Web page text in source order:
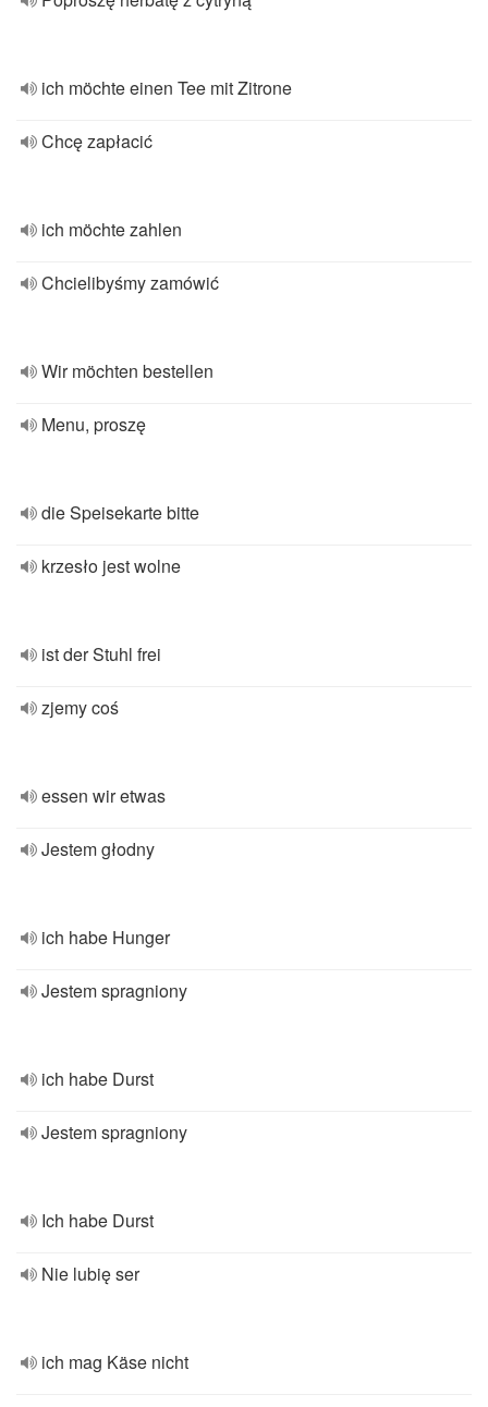
ich möchte einen Tee mit Zitrone
Chcę zapłacić
ich möchte zahlen
Chcielibyśmy zamówić
Wir möchten bestellen
Menu, proszę
die Speisekarte bitte
krzesło jest wolne
ist der Stuhl frei
zjemy coś
essen wir etwas
Jestem głodny
ich habe Hunger
Jestem spragniony
ich habe Durst
Jestem spragniony
Ich habe Durst
Nie lubię ser
ich mag Käse nicht